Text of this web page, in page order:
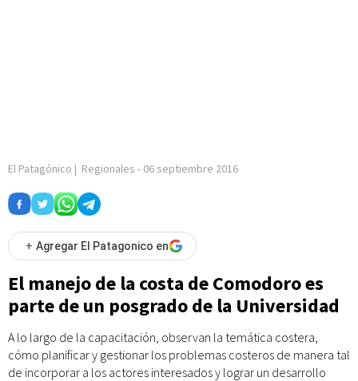
El Patagónico | Regionales - 06 septiembre 2016
+ Agregar El Patagonico en
El manejo de la costa de Comodoro es
parte de un posgrado de la Universidad
A lo largo de la capacitación, observan la temática costera,
cómo planificar y gestionar los problemas costeros de manera tal
de incorporar a los actores interesados y lograr un desarrollo